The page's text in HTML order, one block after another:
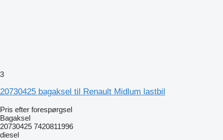
3
20730425 bagaksel til Renault Midlum lastbil
Pris efter forespørgsel
Bagaksel
20730425 7420811996
diesel